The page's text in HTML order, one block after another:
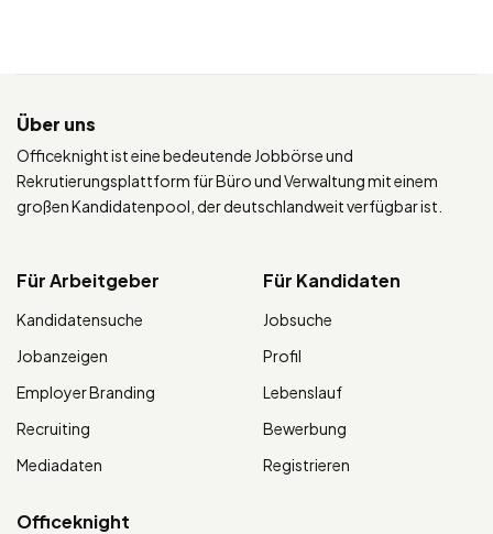
Über uns
Officeknight ist eine bedeutende Jobbörse und
Rekrutierungsplattform für Büro und Verwaltung mit einem
großen Kandidatenpool, der deutschlandweit verfügbar ist.
Für Arbeitgeber
Kandidatensuche
Jobanzeigen
Employer Branding
Recruiting
Mediadaten
Für Kandidaten
Jobsuche
Profil
Lebenslauf
Bewerbung
Registrieren
Officeknight